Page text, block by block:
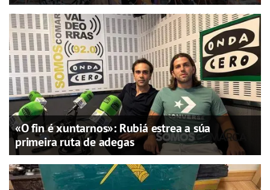
«O fin é xuntarnos»: Rubiá estrea a súa
primeira ruta de adegas